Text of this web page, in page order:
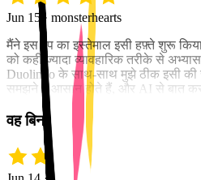
Jun 15 · monsterhearts
मैंने इस ऐप का इस्तेमाल इसी हफ़्ते शुरू
को कहीं ज़्यादा व्यावहारिक तरीके से
Duolingo के साथ-साथ मुझे ठीक इसी
समझने में आसान होते हैं, और AI से बात
वह बिना किसी झिझक के मुझे सुधारती